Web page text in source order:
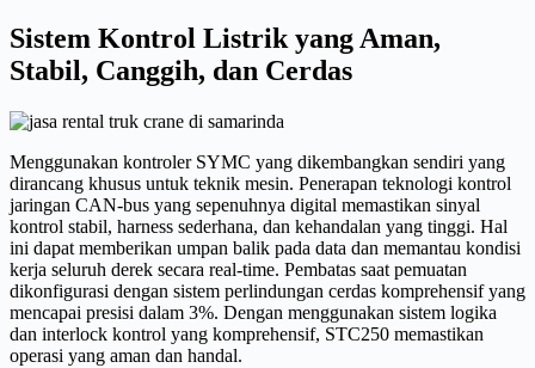
Sistem Kontrol Listrik yang Aman,
Stabil, Canggih, dan Cerdas
Menggunakan kontroler SYMC yang dikembangkan sendiri yang
dirancang khusus untuk teknik mesin. Penerapan teknologi kontrol
jaringan CAN-bus yang sepenuhnya digital memastikan sinyal
kontrol stabil, harness sederhana, dan kehandalan yang tinggi. Hal
ini dapat memberikan umpan balik pada data dan memantau kondisi
kerja seluruh derek secara real-time. Pembatas saat pemuatan
dikonfigurasi dengan sistem perlindungan cerdas komprehensif yang
mencapai presisi dalam 3%. Dengan menggunakan sistem logika
dan interlock kontrol yang komprehensif, STC250 memastikan
operasi yang aman dan handal.